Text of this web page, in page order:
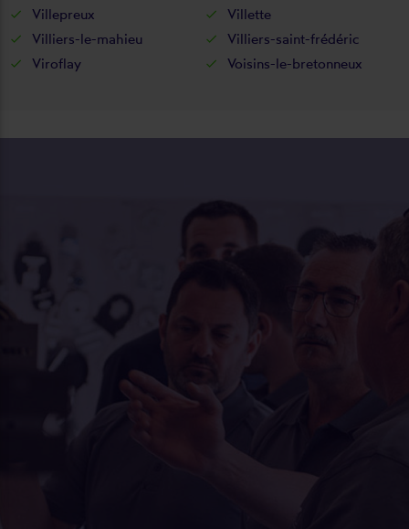
Villepreux
Villette
Villiers-le-mahieu
Villiers-saint-frédéric
Viroflay
Voisins-le-bretonneux